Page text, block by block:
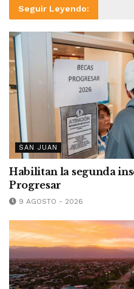
Seguir Leyendo:
SAN JUAN
Habilitan la segunda
Progresar
9 AGOSTO - 2026